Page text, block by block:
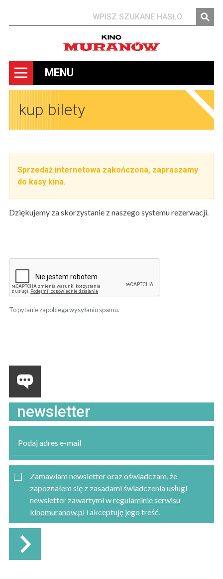
MENU
kup bilety
Sprzedaż internetowa zakończona, zapraszamy
do kasy kina.
Dziękujemy za skorzystanie z naszego systemu rezerwacji.
To pytanie zapobiega wysyłaniu spamu.
newsletter
Zamawiam newsletter oraz oświadczam, że
zapoznałem się z zasadami świadczenia usługi
newsletter zawartymi wregulaminie serwisu
kinomuranow.pl i akceptuję jego treść.